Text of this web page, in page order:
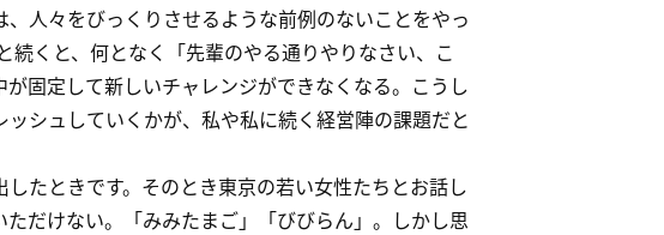
人々をびっくりさせるような前例のないことをやっ
くと、何となく「先輩のやる通りやりなさい、こ
固定して新しいチャレンジができなくなる。こうし
シュしていくかが、私や私に続く経営陣の課題だと
たときです。そのとき東京の若い女性たちとお話し
だけない。「みみたまご」「びびらん」。しかし思